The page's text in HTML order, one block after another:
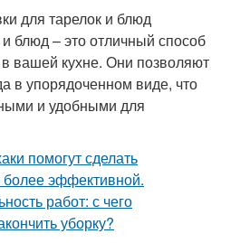
для тарелок и блюд
блюд – это отличный способ
вашей кухне. Они позволяют
в упорядоченном виде, что
и удобными для